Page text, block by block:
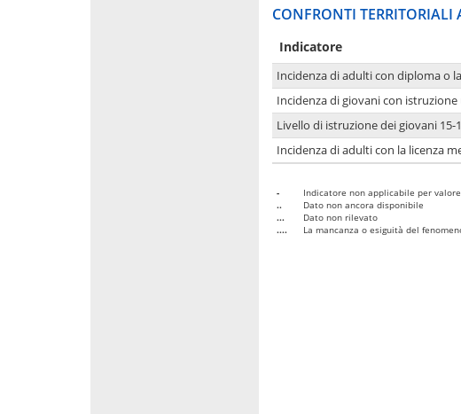
CONFRONTI TERRITORIALI
Indicatore
Incidenza di adulti con diploma o
Incidenza di giovani con
Livello di istruzione dei giovani 15-
Incidenza di adulti con la licenza
-
Indicatore non applicabile per
..
Dato non ancora disponibile
...
Dato non rilevato
....
La mancanza o esiguità del